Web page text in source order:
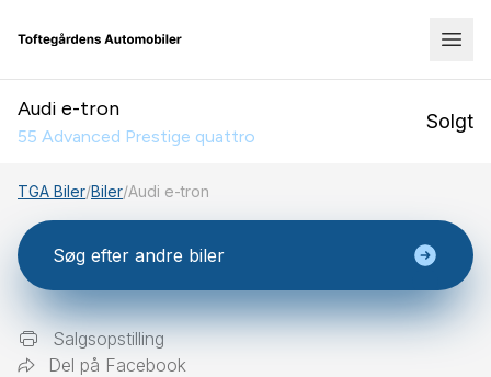
Audi e-tron
55 Advanced Prestige quattro
Solgt
TGA Biler/Biler/Audi e-tron
Søg efter andre biler
Salgsopstilling
Del på Facebook